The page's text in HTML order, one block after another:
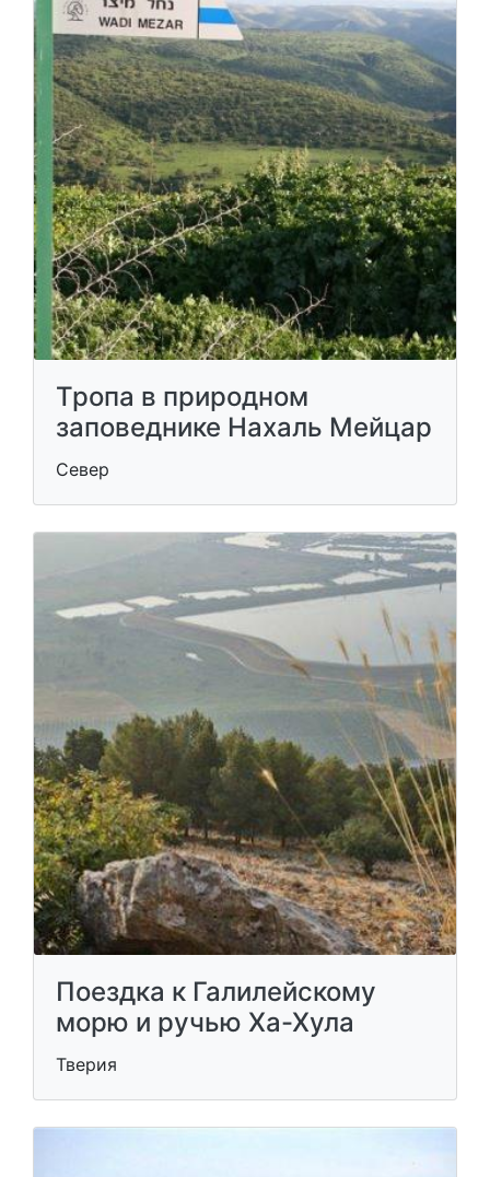
Тропа в природном
заповеднике Нахаль Мейцар
Север
Поездка к Галилейскому
морю и ручью Ха-Хула
Тверия